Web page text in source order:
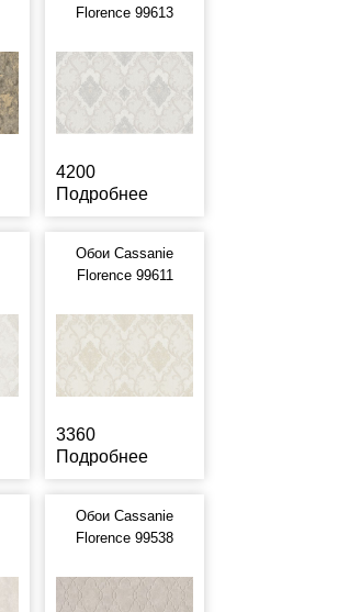
Florence 99613
4200
Подробнее
Обои Cassanie
Florence 99611
3360
Подробнее
Обои Cassanie
Florence 99538